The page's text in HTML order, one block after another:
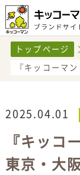
トップページ
『キッコーマ
2025.04.01
『キッコ
東京・大